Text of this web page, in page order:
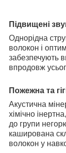
Підвищені
Однорідна
волокон і
забезпечують
впродовж
Пожежна та
Акустична
хімічно
до групи
каширована
волокон у